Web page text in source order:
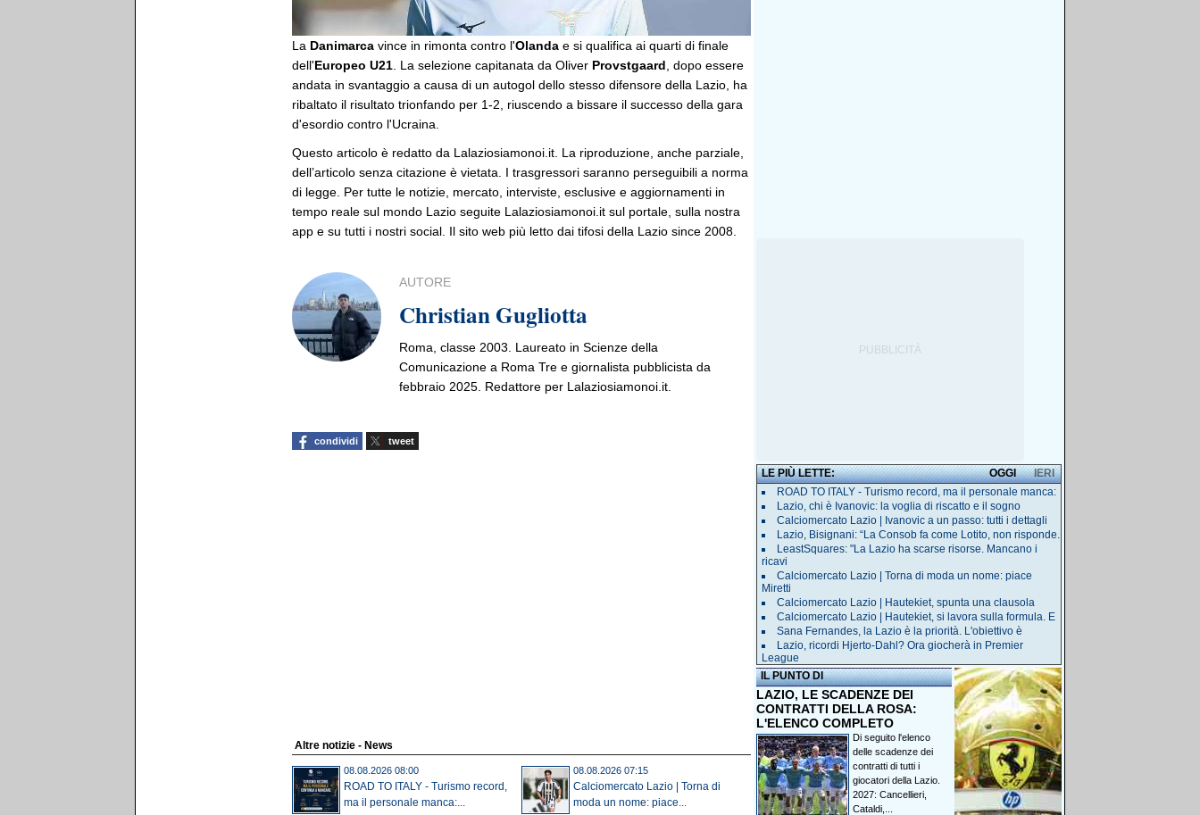
La Danimarca vince in rimonta contro l'Olanda e si qualifica ai quarti di finale
dell'Europeo U21 . La selezione capitanata da Oliver Provstgaard , dopo essere
andata in svantaggio a causa di un autogol dello stesso difensore della Lazio, ha
ribaltato il risultato trionfando per 1-2, riuscendo a bissare il successo della gara
d'esordio contro l'Ucraina.
Questo articolo è redatto da Lalaziosiamonoi.it. La riproduzione, anche parziale,
dell’articolo senza citazione è vietata. I trasgressori saranno perseguibili a norma
di legge. Per tutte le notizie, mercato, interviste, esclusive e aggiornamenti in
tempo reale sul mondo Lazio seguite Lalaziosiamonoi.it sul portale, sulla nostra
app e su tutti i nostri social. Il sito web più letto dai tifosi della Lazio since 2008.
AUTORE
Christian Gugliotta
Roma, classe 2003. Laureato in Scienze della
Comunicazione a Roma Tre e giornalista pubblicista da
febbraio 2025. Redattore per Lalaziosiamonoi.it.
condividi tweet
Altre notizie - News
08.08.2026 08:00
ROAD TO ITALY - Turismo record,
ma il personale manca:...
08.08.2026 07:15
Calciomercato Lazio | Torna di
moda un nome: piace...
LE PIÙ LETTE: IERI
OGGI
ROAD TO ITALY - Turismo record, ma il personale manca:
Lazio, chi è Ivanovic: la voglia di riscatto e il sogno
Calciomercato Lazio | Ivanovic a un passo: tutti i dettagli
Lazio, Bisignani: “La Consob fa come Lotito, non risponde.
LeastSquares: "La Lazio ha scarse risorse. Mancano i
ricavi
Calciomercato Lazio | Torna di moda un nome: piace
Miretti
Calciomercato Lazio | Hautekiet, spunta una clausola
Calciomercato Lazio | Hautekiet, si lavora sulla formula. E
Sana Fernandes, la Lazio è la priorità. L'obiettivo è
Lazio, ricordi Hjerto-Dahl? Ora giocherà in Premier
League
IL PUNTO DI
LAZIO, LE SCADENZE DEI
CONTRATTI DELLA ROSA:
L'ELENCO COMPLETO
Di seguito l'elenco
delle scadenze dei
contratti di tutti i
giocatori della Lazio.
2027: Cancellieri,
Cataldi,...